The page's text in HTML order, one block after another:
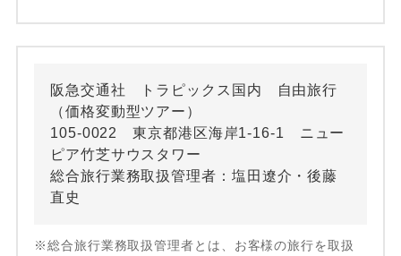
阪急交通社 トラピックス国内 自由旅行
（価格変動型ツアー）
105-0022 東京都港区海岸1-16-1 ニュー
ピア竹芝サウスタワー
総合旅行業務取扱管理者：塩田遼介・後藤
直史
※総合旅行業務取扱管理者とは、お客様の旅行を取扱